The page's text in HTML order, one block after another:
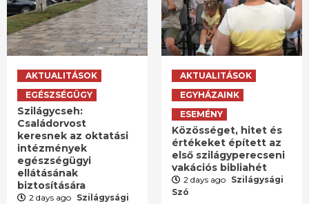
AKTUALITÁSOK
EGÉSZSÉGÜGY
Szilágycseh:
Családorvost
keresnek az oktatási
intézmények
egészségügyi
ellátásának
biztosítására
2 days ago Szilágysági
AKTUALITÁSOK
EGYHÁZAINK
ESEMÉNY
Közösséget, hitet és
értékeket épített az
első szilágyperecseni
vakációs bibliahét
2 days ago Szilágysági
Szó